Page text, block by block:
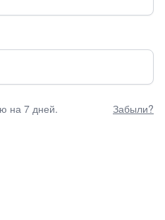
на 7 дней. Забыли?